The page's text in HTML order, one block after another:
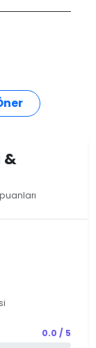
&
0.0 / 5